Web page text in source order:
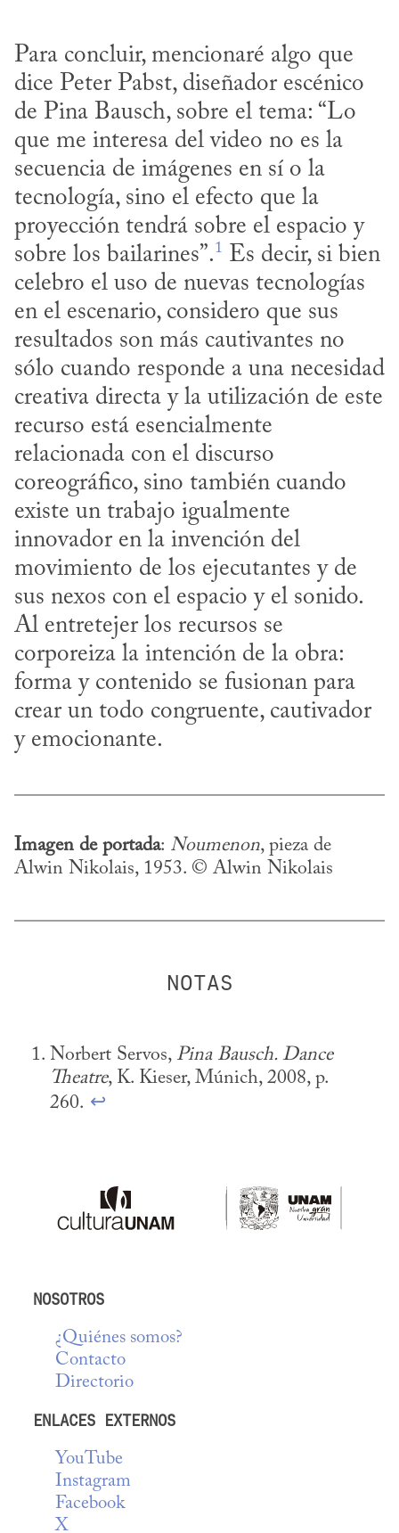
Para concluir, mencionaré algo que
dice Peter Pabst, diseñador escénico
de Pina Bausch, sobre el tema: “Lo
que me interesa del video no es la
secuencia de imágenes en sí o la
tecnología, sino el efecto que la
proyección tendrá sobre el espacio y
sobre los bailarines”.1 Es decir, si bien
celebro el uso de nuevas tecnologías
en el escenario, considero que sus
resultados son más cautivantes no
sólo cuando responde a una necesidad
creativa directa y la utilización de este
recurso está esencialmente
relacionada con el discurso
coreográfico, sino también cuando
existe un trabajo igualmente
innovador en la invención del
movimiento de los ejecutantes y de
sus nexos con el espacio y el sonido.
Al entretejer los recursos se
corporeiza la intención de la obra:
forma y contenido se fusionan para
crear un todo congruente, cautivador
y emocionante.
Imagen de portada: Noumenon, pieza de
Alwin Nikolais, 1953. © Alwin Nikolais
Norbert Servos, Pina Bausch. Dance
Theatre, K. Kieser, Múnich, 2008, p.
260. ↩
NOSOTROS
¿Quiénes somos?
Contacto
Directorio
ENLACES EXTERNOS
YouTube
Instagram
Facebook
X